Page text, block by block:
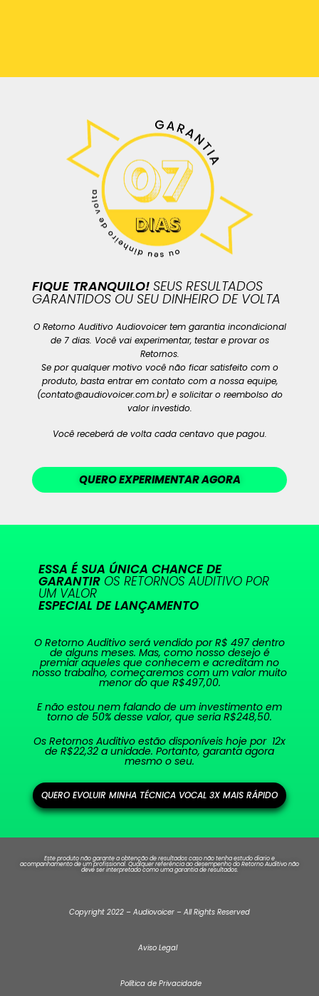
FIQUE TRANQUILO! SEUS RESULTADOS
GARANTIDOS OU SEU DINHEIRO DE VOLTA
O Retorno Auditivo Audiovoicer tem garantia incondicional
de 7 dias. Você vai experimentar, testar e provar os
Retornos.
Se por qualquer motivo você não ficar satisfeito com o
produto, basta entrar em contato com a nossa equipe,
(contato@audiovoicer.com.br) e solicitar o reembolso do
valor investido.
Você receberá de volta cada centavo que pagou.
QUERO EXPERIMENTAR AGORA
ESSA É SUA ÚNICA CHANCE DE
GARANTIR OS RETORNOS AUDITIVO POR
UM VALOR
ESPECIAL DE LANÇAMENTO
O Retorno Auditivo será vendido por R$ 497 dentro
de alguns meses. Mas, como nosso desejo é
premiar aqueles que conhecem e acreditam no
nosso trabalho, começaremos com um valor muito
menor do que R$497,00.
E não estou nem falando de um investimento em
torno de 50% desse valor, que seria R$248,50.
Os Retornos Auditivo estão disponíveis hoje por 12x
de R$22,32 a unidade. Portanto, garanta agora
mesmo o seu.
QUERO EVOLUIR MINHA TÉCNICA VOCAL 3X MAIS RÁPIDO
Este produto não garante a obtenção de resultados caso não tenha estudo diario e
acompanhamento de um profissional. Qualquer referência ao desempenho do Retorno Auditivo não
deve ser interpretado como uma garantia de resultados.
Copyright 2022 – Audiovoicer – All Rights Reserved
Aviso Legal
Política de Privacidade